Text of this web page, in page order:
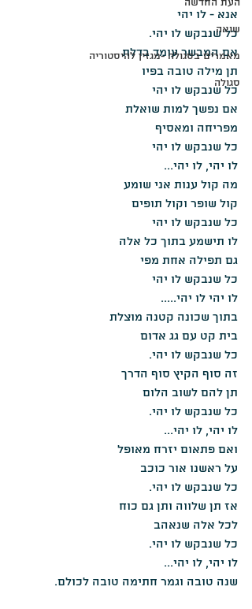
העת החדשה
שואה
מאמרים בסגולה -מגזין להיסטוריה
סגולה
אנא - לו יהי
כל שנבקש לו יהי.
אם המבשר עומד בדלת
תן מילה טובה בפיו
כל שנבקש לו יהי
אם נפשך למות שואלת
מפריחה ומאסיף
כל שנבקש לו יהי
לו יהי, לו יהי...
מה קול ענות אני שומע
קול שופר וקול תופים
כל שנבקש לו יהי
לו תישמע בתוך כל אלה
גם תפילה אחת מפי
כל שנבקש לו יהי
לו יהי לו יהי.....
בתוך שכונה קטנה מוצלת
בית קט עם גג אדום
כל שנבקש לו יהי.
זה סוף הקיץ סוף הדרך
תן להם לשוב הלום
כל שנבקש לו יהי.
לו יהי, לו יהי...
ואם פתאום יזרח מאופל
על ראשנו אור כוכב
כל שנבקש לו יהי.
אז תן שלווה ותן גם כוח
לכל אלה שנאהב
כל שנבקש לו יהי.
לו יהי, לו יהי...
שנה טובה וגמר חתימה טובה לכולם.